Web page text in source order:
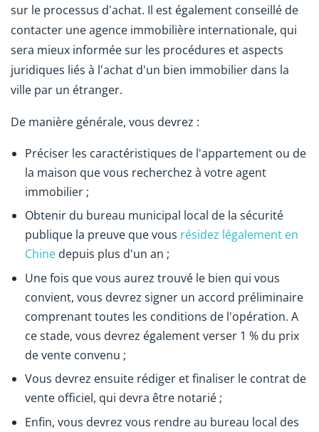
sur le processus d'achat. Il est également conseillé de
contacter une agence immobilière internationale, qui
sera mieux informée sur les procédures et aspects
juridiques liés à l'achat d'un bien immobilier dans la
ville par un étranger.
De manière générale, vous devrez :
Préciser les caractéristiques de l'appartement ou de
la maison que vous recherchez à votre agent
immobilier ;
Obtenir du bureau municipal local de la sécurité
publique la preuve que vous résidez légalement en
Chine depuis plus d'un an ;
Une fois que vous aurez trouvé le bien qui vous
convient, vous devrez signer un accord préliminaire
comprenant toutes les conditions de l'opération. A
ce stade, vous devrez également verser 1 % du prix
de vente convenu ;
Vous devrez ensuite rédiger et finaliser le contrat de
vente officiel, qui devra être notarié ;
Enfin, vous devrez vous rendre au bureau local des